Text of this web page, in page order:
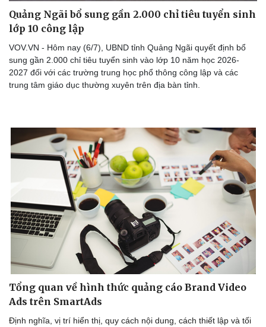
Doanh nghiệp
Thông tin doanh nghiệp
Doanh nghiệp 24h
Công nghệ
Sành điệu
Tin Công nghệ
Quảng Ngãi bổ sung gần 2.000 chỉ tiêu tuyển sinh
lớp 10 công lập
VOV.VN - Hôm nay (6/7), UBND tỉnh Quảng Ngãi quyết định bổ
sung gần 2.000 chỉ tiêu tuyển sinh vào lớp 10 năm học 2026-
2027 đối với các trường trung học phổ thông công lập và các
trung tâm giáo dục thường xuyên trên địa bàn tỉnh.
Tổng quan về hình thức quảng cáo Brand Video
Ads trên SmartAds
Định nghĩa, vị trí hiển thị, quy cách nội dung, cách thiết lập và tối